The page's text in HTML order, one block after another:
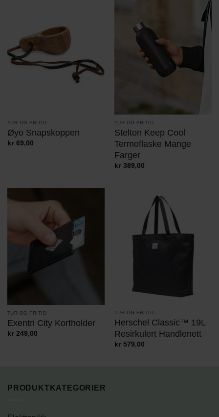
TUR OG FRITID
Øyo Snapskoppen
kr 69,00
TUR OG FRITID
Stelton Keep Cool
Termoflaske Mange
Farger
kr 389,00
TUR OG FRITID
Exentri City Kortholder
kr 249,00
TUR OG FRITID
Herschel Classic™ 19L
Resirkulert Handlenett
kr 579,00
PRODUKTKATEGORIER